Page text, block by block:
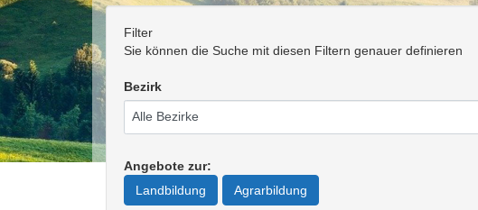
Filter
Sie können die Suche mit diesen Filtern genauer definieren
Bezirk
Angebote zur:
Landbildung
Agrarbildung